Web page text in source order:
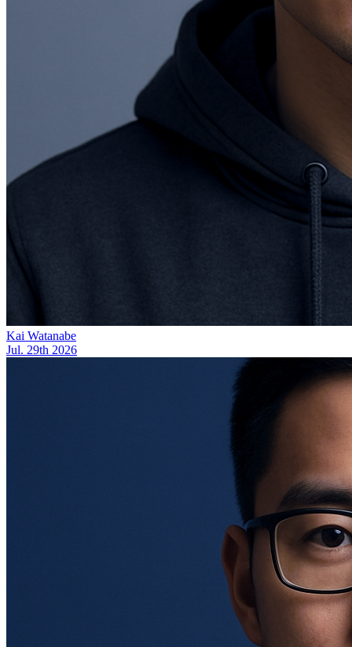
Kai Watanabe
Jul. 29th 2026